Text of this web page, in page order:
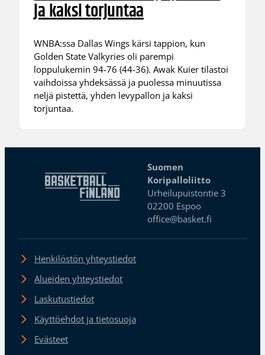
ja kaksi torjuntaa
WNBA:ssa Dallas Wings kärsi tappion, kun
Golden State Valkyries oli parempi
loppulukemin 94-76 (44-36). Awak Kuier tilastoi
vaihdoissa yhdeksässä ja puolessa minuutissa
neljä pistettä, yhden levypallon ja kaksi
torjuntaa.
Suomen
Koripalloliitto
Urheilupuistontie 3
02200 Espoo
office@basket.fi
Henkilöstön yhteystiedot
Alueiden yhteystiedot
Laskutustiedot
Käyttöehdot ja tietosuoja
Evästeet